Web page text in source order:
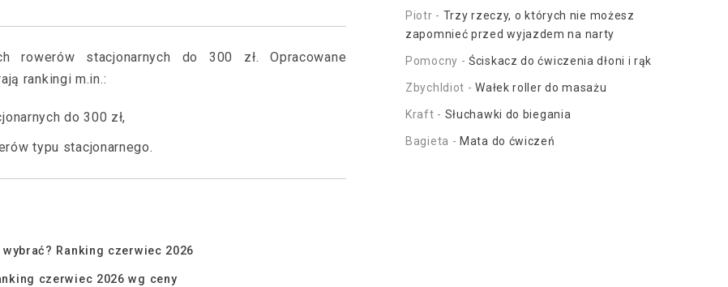
rowerów stacjonarnych do 300 zł. Opracowane
rankingi m.in.:
do 300 zł,
typu stacjonarnego.
Ranking czerwiec 2026
czerwiec 2026 wg ceny
Piotr - Trzy rzeczy, o których nie możesz
zapomnieć przed wyjazdem na narty
Pomocny -Ściskacz do ćwiczenia dłoni i rąk
ZbychIdiot -Wałek roller do masażu
Kraft - Słuchawki do biegania
Bagieta - Mata do ćwiczeń